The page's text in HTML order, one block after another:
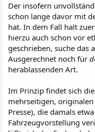
Der insofern
schon lange davor mit
hat. In dem Fall halt
hierzu auch schon vor
geschrieben, suche das
Ausgerechnet noch für
herablassenden Art.
Im Prinzip findet sich
mehrseitigen,
Presse), die damals
Fahrzeugvorstellung